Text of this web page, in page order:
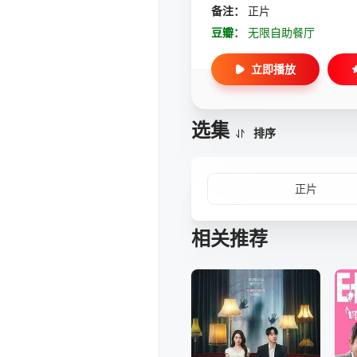
备注：
正片
豆瓣：
无限自助餐厅
立即播放
选集 排序
正片
相关推荐